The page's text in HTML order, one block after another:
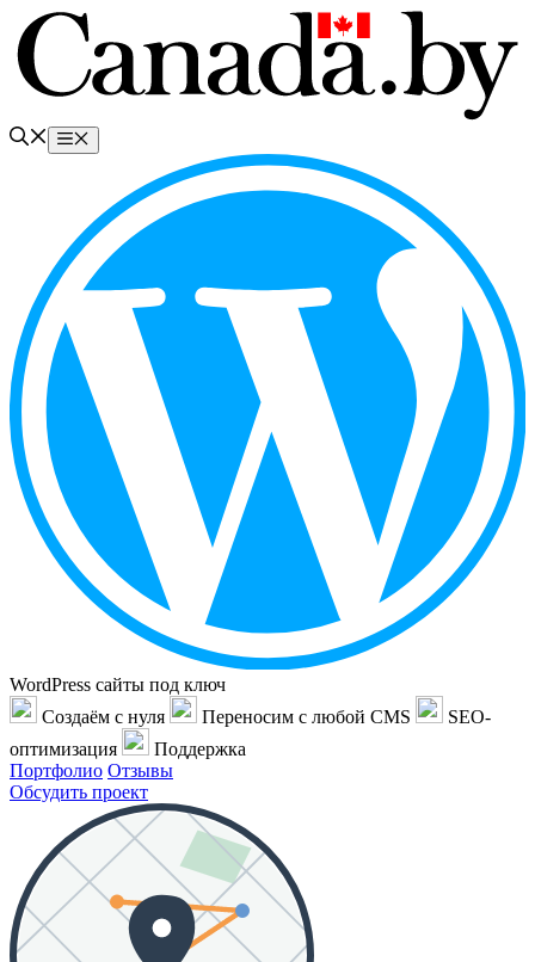
Перейти
содержимому
Меню
WordPress сайты под ключ
Создаём с нуля
Переносим с любой CMS
SEO-
оптимизация
Поддержка
Портфолио Отзывы
Обсудить проект